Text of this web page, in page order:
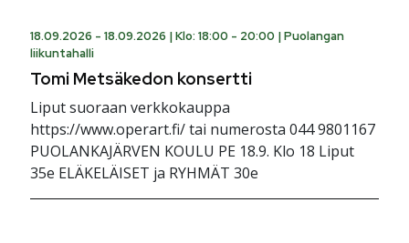
18.09.2026 - 18.09.2026 |Klo: 18:00 - 20:00|Puolangan
liikuntahalli
Tomi Metsäkedon konsertti
Liput suoraan verkkokauppa
https://www.operart.fi/ tai numerosta 044 9801167
PUOLANKAJÄRVEN KOULU PE 18.9. Klo 18 Liput
35e ELÄKELÄISET ja RYHMÄT 30e